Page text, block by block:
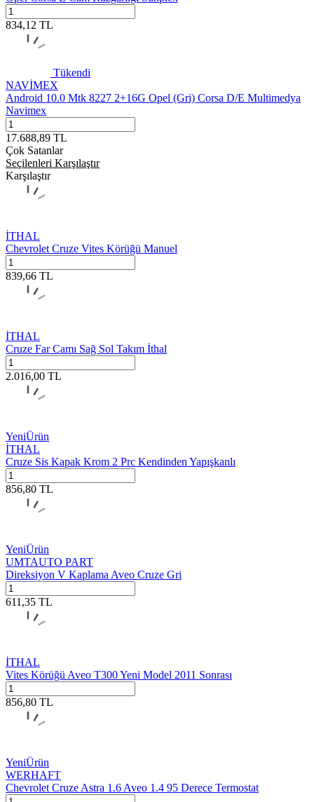
834,12 TL
Tükendi
NAVİMEX
Android 10.0 Mtk 8227 2+16G Opel (Gri) Corsa D/E Multimedya
Navimex
17.688,89 TL
Çok Satanlar
Seçilenleri Karşılaştır
Karşılaştır
İTHAL
Chevrolet Cruze Vites Körüğü Manuel
839,66 TL
İTHAL
Cruze Far Camı Sağ Sol Takım İthal
2.016,00 TL
YeniÜrün
İTHAL
Cruze Sis Kapak Krom 2 Prc Kendinden Yapışkanlı
856,80 TL
YeniÜrün
UMTAUTO PART
Direksiyon V Kaplama Aveo Cruze Gri
611,35 TL
İTHAL
Vites Körüğü Aveo T300 Yeni Model 2011 Sonrası
856,80 TL
YeniÜrün
WERHAFT
Chevrolet Cruze Astra 1.6 Aveo 1.4 95 Derece Termostat